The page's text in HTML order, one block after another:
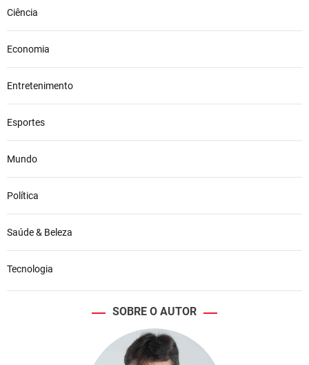
Ciência
Economia
Entretenimento
Esportes
Mundo
Política
Saúde & Beleza
Tecnologia
SOBRE O AUTOR